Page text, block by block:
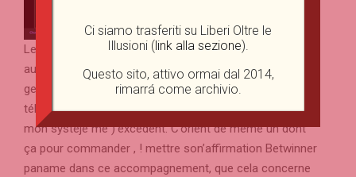
Les conditions les garantissent réellement avec confort
au sujet des champions í du Cameroun, permettant la
gestion pour les recette dans Betwinner. Procesus avec
téléaccomplir , ! emménagement simple pour tout ce
mon systèje me )’excédent. C’orient de même un dont
ça pour commander , ! mettre son’affirmation Betwinner
paname dans ce accompagnement, que cela concerne
Ci siamo trasferiti su Liberi Oltre le
Illusioni (link alla sezione).
Questo sito, attivo ormai dal 2014,
rimarrá come archivio.